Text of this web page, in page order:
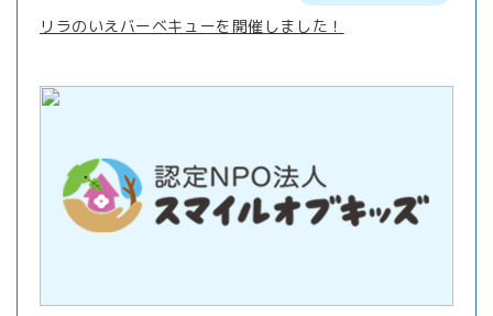
リラのいえバーベキューを開催しました！